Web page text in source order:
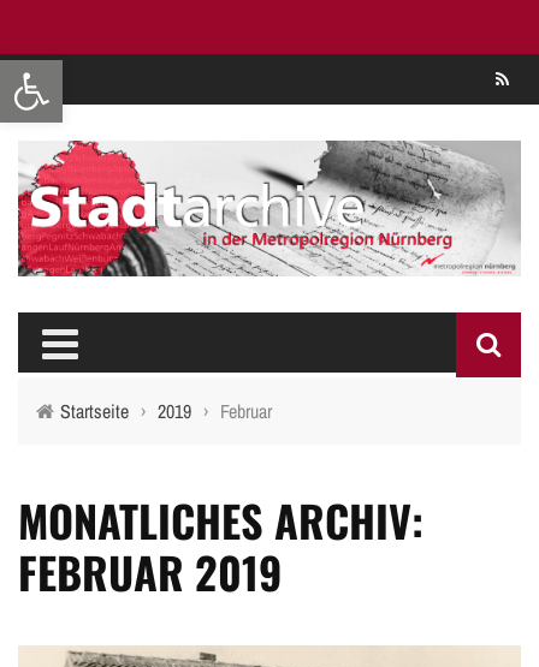
Werkzeugleiste öffnen
Startseite › 2019 › Februar
MONATLICHES ARCHIV:
FEBRUAR 2019